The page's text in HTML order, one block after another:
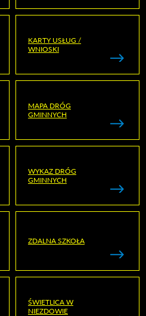
KARTY USŁUG /
WNIOSKI
MAPA DRÓG
GMINNYCH
WYKAZ DRÓG
GMINNYCH
ZDALNA SZKOŁA
ŚWIETLICA W
NIEZDOWIE